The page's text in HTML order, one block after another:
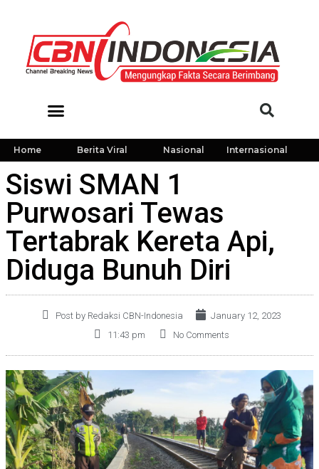
Home Berita Viral Nasional Internasional
Siswi SMAN 1
Purwosari Tewas
Tertabrak Kereta Api,
Diduga Bunuh Diri
Post by Redaksi CBN-Indonesia
January 12, 2023
11:43 pm
No Comments